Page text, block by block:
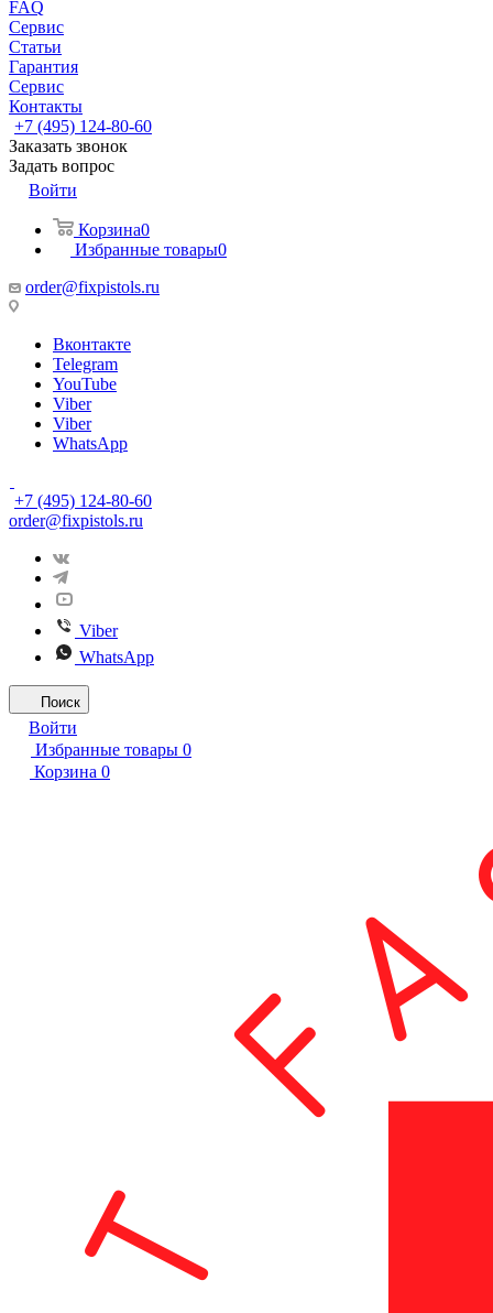
FAQ
Сервис
Статьи
Гарантия
Сервис
Контакты
+7 (495) 124-80-60
Заказать звонок
Задать вопрос
Войти
Корзина0
Избранные товары0
order@fixpistols.ru
Вконтакте
Telegram
YouTube
Viber
Viber
WhatsApp
+7 (495) 124-80-60
order@fixpistols.ru
Viber
WhatsApp
Поиск
Войти
Избранные товары 0
Корзина 0